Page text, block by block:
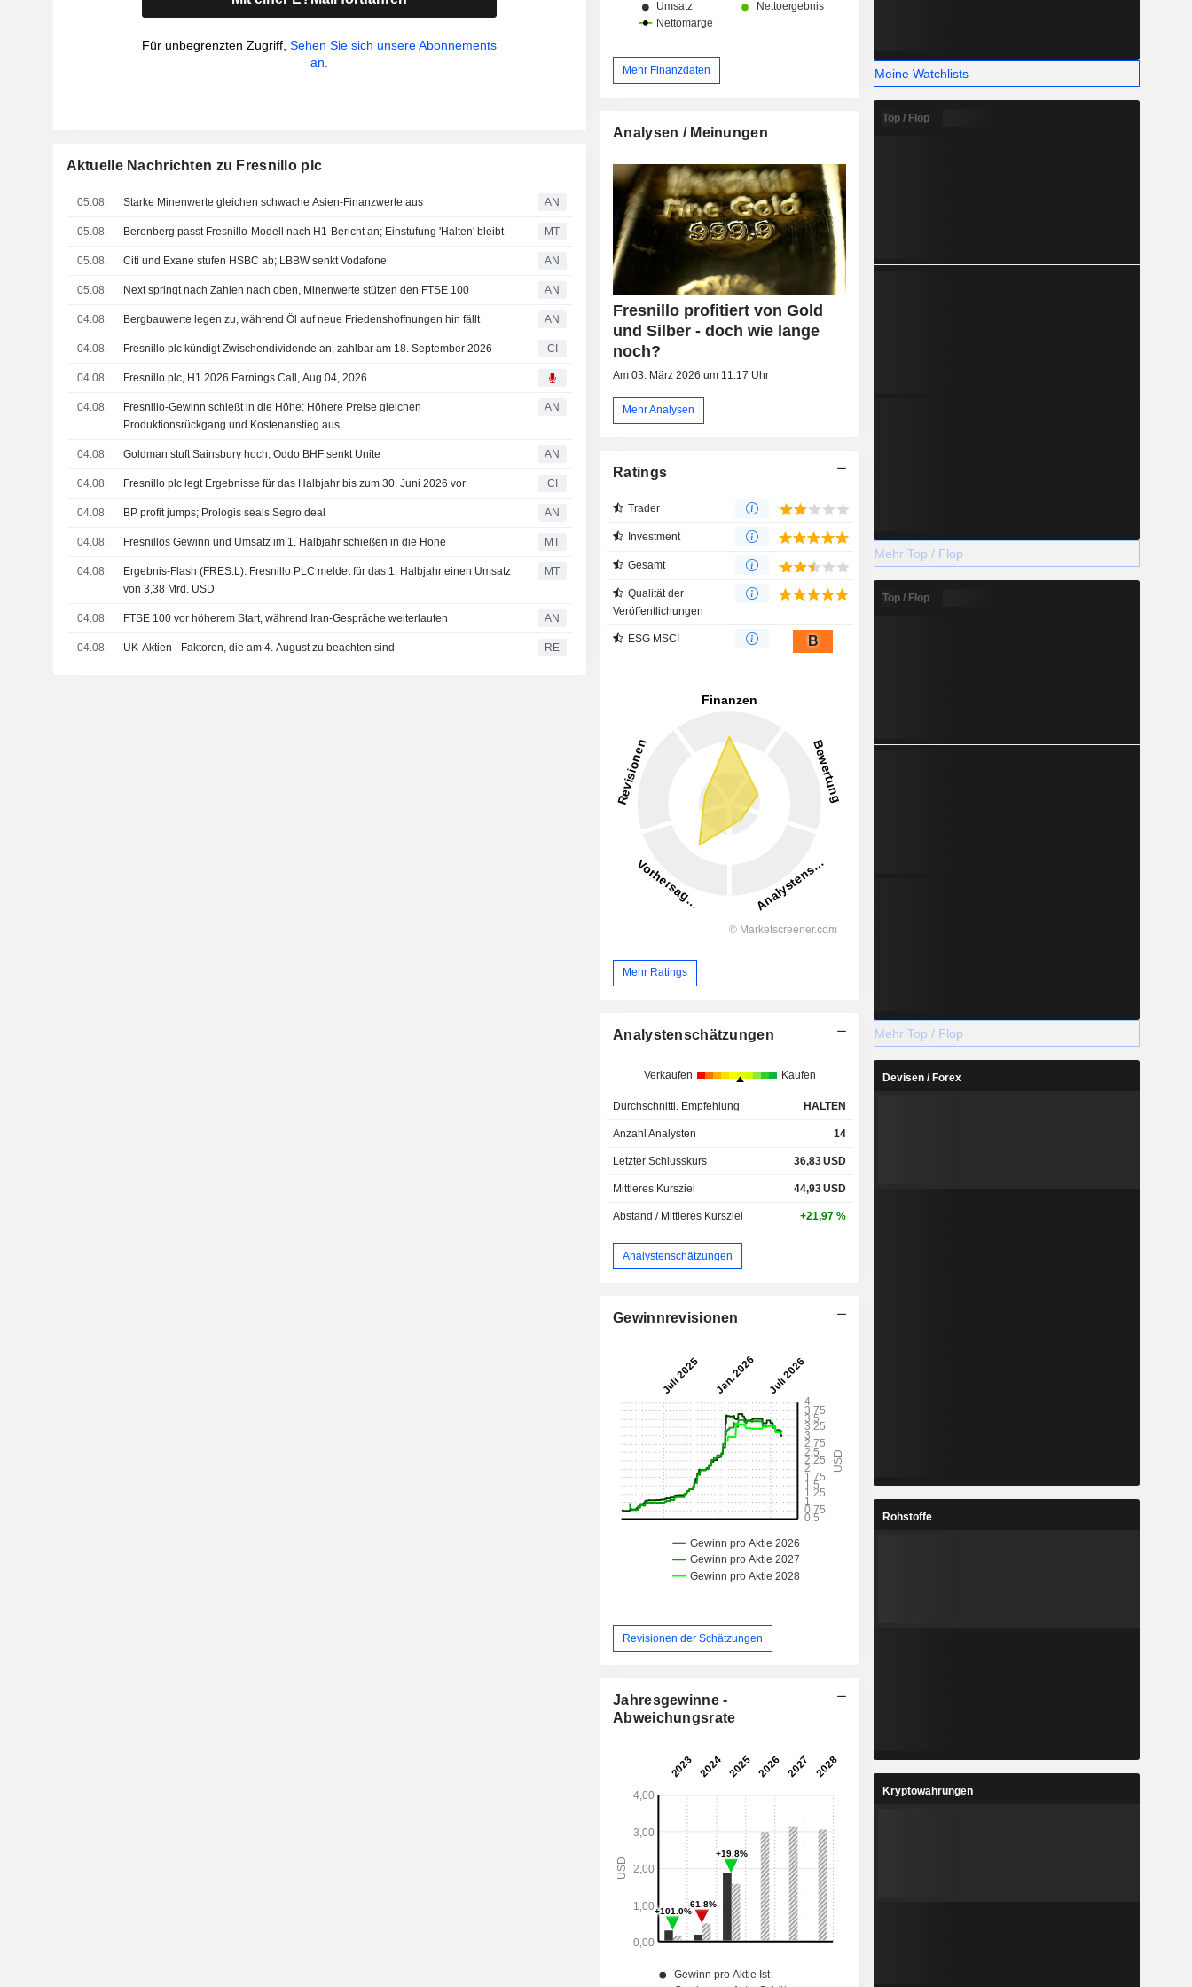
Für unbegrenzten Zugriff,Sehen Sie sich unsere Abonnements
an.
Aktuelle Nachrichten zu Fresnillo plc
05.08. Starke Minenwerte gleichen schwache Asien-Finanzwerte aus AN
05.08. Berenberg passt Fresnillo-Modell nach H1-Bericht an; Einstufung 'Halten' bleibt MT
05.08. Citi und Exane stufen HSBC ab; LBBW senkt Vodafone AN
05.08. Next springt nach Zahlen nach oben, Minenwerte stützen den FTSE 100 AN
04.08. Bergbauwerte legen zu, während Öl auf neue Friedenshoffnungen hin fällt AN
04.08. Fresnillo plc kündigt Zwischendividende an, zahlbar am 18. September 2026 CI
04.08. Fresnillo plc, H1 2026 Earnings Call, Aug 04, 2026
04.08.
Fresnillo-Gewinn schießt in die Höhe: Höhere Preise gleichen
Produktionsrückgang und Kostenanstieg aus
AN
04.08. Goldman stuft Sainsbury hoch; Oddo BHF senkt Unite AN
04.08. Fresnillo plc legt Ergebnisse für das Halbjahr bis zum 30. Juni 2026 vor CI
04.08. BP profit jumps; Prologis seals Segro deal AN
04.08. Fresnillos Gewinn und Umsatz im 1. Halbjahr schießen in die Höhe MT
04.08.
Ergebnis-Flash (FRES.L): Fresnillo PLC meldet für das 1. Halbjahr einen Umsatz
von 3,38 Mrd. USD
MT
04.08. FTSE 100 vor höherem Start, während Iran-Gespräche weiterlaufen AN
04.08. UK-Aktien - Faktoren, die am 4. August zu beachten sind RE
Mehr Finanzdaten
Analysen / Meinungen
Fresnillo profitiert von Gold
und Silber - doch wie lange
noch?
Am 03. März 2026 um 11:17 Uhr
Mehr Analysen
Ratings
Trader
Investment
Gesamt
Qualität der
Veröffentlichungen
ESG MSCI B
Mehr Ratings
Analystenschätzungen
Verkaufen Kaufen
Durchschnittl. Empfehlung HALTEN
Anzahl Analysten 14
Letzter Schlusskurs 36,83USD
Mittleres Kursziel 44,93USD
Abstand / Mittleres Kursziel +21,97 %
Analystenschätzungen
Gewinnrevisionen
Revisionen der Schätzungen
Jahresgewinne -
Abweichungsrate
Meine Watchlists
Top / Flop
Mehr Top / Flop
Top / Flop
Mehr Top / Flop
Devisen / Forex
Rohstoffe
Kryptowährungen